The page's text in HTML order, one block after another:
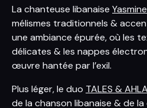
La chanteuse libanaise
mélismes traditionnels &
une ambiance épurée, où les
délicates & les nappes
œuvre hantée par l’exil.
Plus léger, le duo TALES &
de la chanson libanaise & de